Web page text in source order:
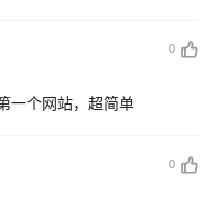
0
一个网站，超简单
0